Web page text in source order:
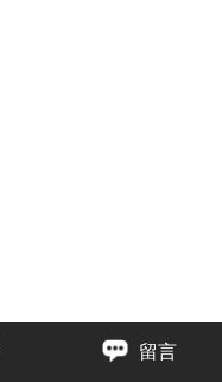
留言